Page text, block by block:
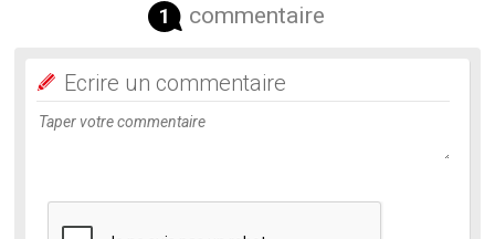
1 commentaire
Ecrire un commentaire